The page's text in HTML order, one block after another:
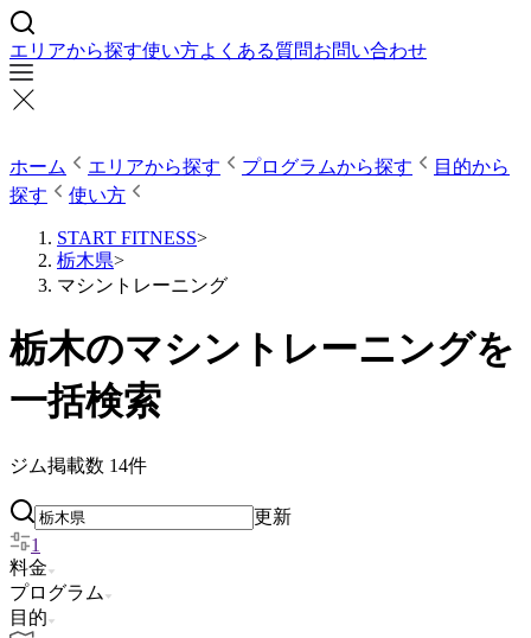
エリアから探す使い方よくある質問お問い合わせ
ホーム エリアから探す プログラムから探す
目的から
探す
使い方
START FITNESS>
栃木県>
マシントレーニング
栃木のマシントレーニングを
一括検索
ジム掲載数 14件
更新
1
料金
プログラム
目的